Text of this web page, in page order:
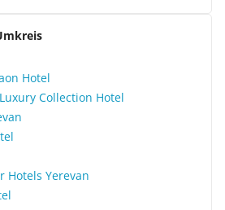
Hotel
Collection Hotel
Hotels Yerevan